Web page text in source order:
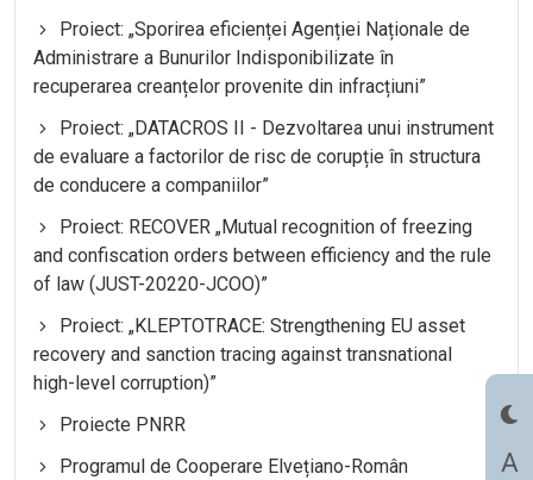
A
Proiect: „Sporirea eficienței Agenției Naționale de
Administrare a Bunurilor Indisponibilizate în
recuperarea creanțelor provenite din infracțiuni”
Proiect: „DATACROS II - Dezvoltarea unui instrument
de evaluare a factorilor de risc de corupție în structura
de conducere a companiilor”
Proiect: RECOVER „Mutual recognition of freezing
and confiscation orders between efficiency and the rule
of law (JUST-20220-JCOO)”
Proiect: „KLEPTOTRACE: Strengthening EU asset
recovery and sanction tracing against transnational
high-level corruption)”
Proiecte PNRR
Programul de Cooperare Elvețiano-Român